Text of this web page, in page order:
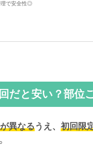
理で安全性◎
だと安い？部位
異なるうえ、初回限